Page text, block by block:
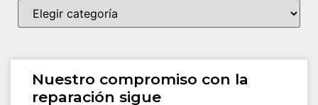
Nuestro compromiso con la
reparación sigue